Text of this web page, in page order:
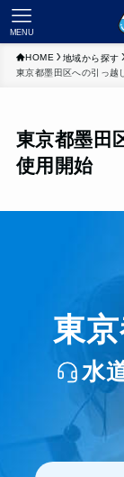
MENU
HOME 地域から探す
東京都墨田区への引っ越
東京都墨田
使用開始
東
水